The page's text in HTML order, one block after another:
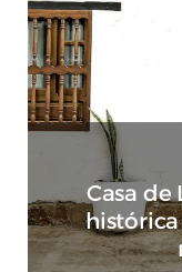
Casa de
histórica